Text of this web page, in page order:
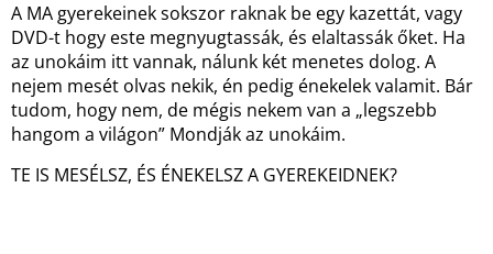
A MA gyerekeinek sokszor raknak be egy kazettát, vagy
DVD-t hogy este megnyugtassák, és elaltassák őket. Ha
az unokáim itt vannak, nálunk két menetes dolog. A
nejem mesét olvas nekik, én pedig énekelek valamit. Bár
tudom, hogy nem, de mégis nekem van a „legszebb
hangom a világon” Mondják az unokáim.
TE IS MESÉLSZ, ÉS ÉNEKELSZ A GYEREKEIDNEK?